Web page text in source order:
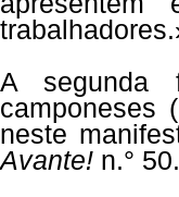
A segunda
camponeses
neste
Avante!n.° 50.